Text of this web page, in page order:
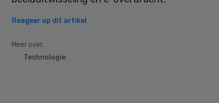
Reageer op dit artikel
Meer over:
Technologie